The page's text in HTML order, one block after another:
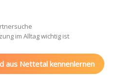
im Alltag wichtig ist
aus Nettetal kennenlernen